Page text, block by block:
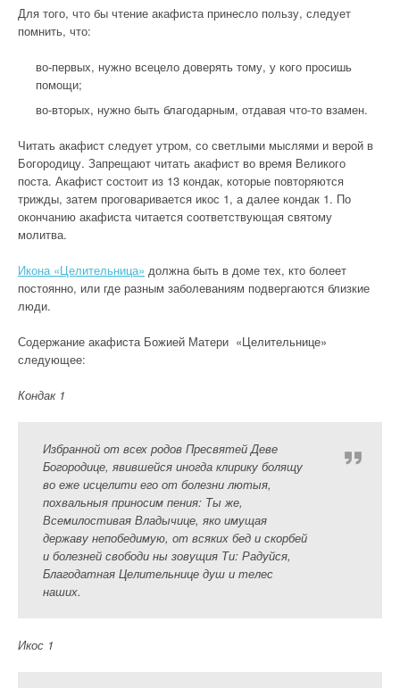
Для того, что бы чтение акафиста принесло пользу, следует
помнить, что:
во-первых, нужно всецело доверять тому, у кого просишь
помощи;
во-вторых, нужно быть благодарным, отдавая что-то взамен.
Читать акафист следует утром, со светлыми мыслями и верой в
Богородицу. Запрещают читать акафист во время Великого
поста. Акафист состоит из 13 кондак, которые повторяются
трижды, затем проговаривается икос 1, а далее кондак 1. По
окончанию акафиста читается соответствующая святому
молитва.
Икона «Целительница» должна быть в доме тех, кто болеет
постоянно, или где разным заболеваниям подвергаются близкие
люди.
Содержание акафиста Божией Матери «Целительнице»
следующее:
Кондак 1
Избранной от всех родов Пресвятей Деве
Богородице, явившейся иногда клирику болящу
во еже исцелити его от болезни лютыя,
похвальныя приносим пения: Ты же,
Всемилостивая Владычице, яко имущая
державу непобедимую, от всяких бед и скорбей
и болезней свободи ны зовущия Ти: Радуйся,
Благодатная Целительнице душ и телес
наших.
Икос 1